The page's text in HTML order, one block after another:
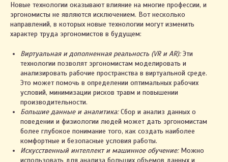
Новые технологии оказывают влияние на многие профессии, и
эргономисты не являются исключением. Вот несколько
направлений, в которых новые технологии могут изменить
характер труда эргономистов в будущем:
Виртуальная и дополненная реальность (VR и AR):Эти
технологии позволят эргономистам моделировать и
анализировать рабочие пространства в виртуальной среде.
Это может помочь в определении оптимальных рабочих
условий, минимизации рисков травм и повышении
производительности.
Большие данные и аналитика:Сбор и анализ данных о
поведении и физиологии людей может дать эргономистам
более глубокое понимание того, как создать наиболее
комфортные и безопасные условия работы.
Искусственный интеллект и машинное обучение:Можно
использовать для анализа больших объемов данных и